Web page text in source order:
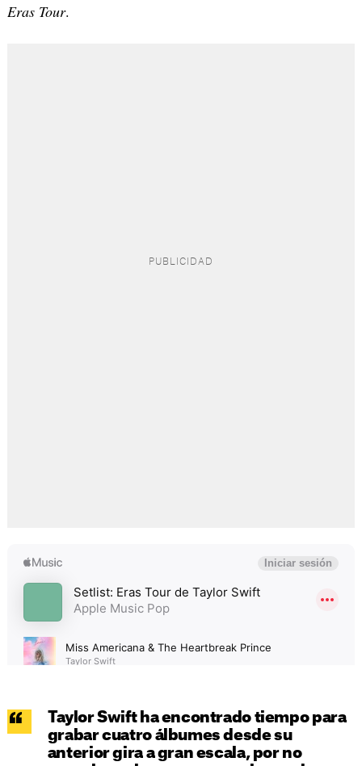
Eras Tour.
Taylor Swift ha encontrado tiempo para
grabar cuatro álbumes desde su
anterior gira a gran escala, por no